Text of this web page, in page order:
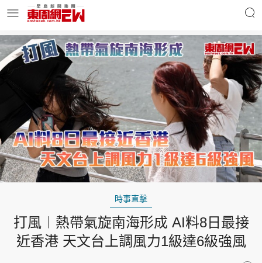
明星名人 時事財經
東周Ladies 優享生活
東周食玩通 會員活動
玄學靈異 東周專欄
時事直擊
打風︱熱帶氣旋南海形成 AI料8日最接
近香港 天文台上調風力1級達6級強風